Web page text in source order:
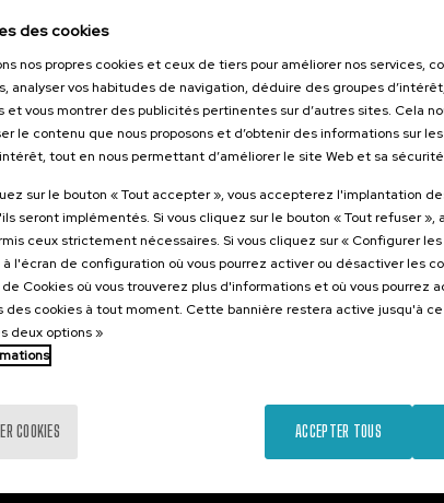
Espagnol
...
Gratuit
Dernières
places
Gratuit
Date
passée
Liste
d'attente
Période
d'inscription
des cookies
nos propres cookies et ceux de tiers pour améliorer nos services,
analyser vos habitudes de navigation, déduire des groupes
et vous montrer des publicités pertinentes sur d’autres sites. Cela
le contenu que nous proposons et d’obtenir des informations sur
tout en nous permettant d’améliorer le site Web et sa
sur le bouton « Tout accepter », vous accepterez l'implantation
seront implémentés. Si vous cliquez sur le bouton « Tout refuser »,
ceux strictement nécessaires. Si vous cliquez sur « Configurer les
l'écran de configuration où vous pourrez activer ou désactiver les
Cookies où vous trouverez plus d'informations et où vous pourrez
des cookies à tout moment. Cette bannière restera active jusqu'à
deux options »
COOKIES ACCEPTER TOUS